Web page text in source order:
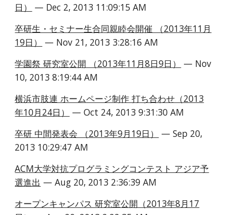
日）
— Dec 2, 2013 11:09:15 AM
卒研生・セミナー生合同親睦会開催 （2013年11月
19日）
— Nov 21, 2013 3:28:16 AM
学園祭 研究室公開 （2013年11月8日9日）
— Nov
10, 2013 8:19:44 AM
横浜市肢連 ホームページ制作 打ち合わせ（2013
年10月24日）
— Oct 24, 2013 9:31:30 AM
卒研 中間発表会 （2013年9月19日）
— Sep 20,
2013 10:29:47 AM
ACM大学対抗プログラミングコンテスト アジア予
選進出 — Aug 20, 2013 2:36:39 AM
オープンキャンパス 研究室公開（2013年8月17